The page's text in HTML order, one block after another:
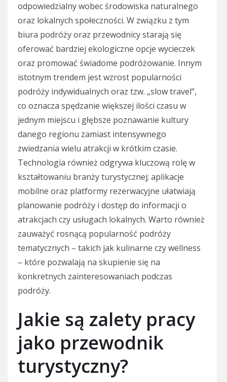
odpowiedzialny wobec środowiska naturalnego
oraz lokalnych społeczności. W związku z tym
biura podróży oraz przewodnicy starają się
oferować bardziej ekologiczne opcje wycieczek
oraz promować świadome podróżowanie. Innym
istotnym trendem jest wzrost popularności
podróży indywidualnych oraz tzw. „slow travel”,
co oznacza spędzanie większej ilości czasu w
jednym miejscu i głębsze poznawanie kultury
danego regionu zamiast intensywnego
zwiedzania wielu atrakcji w krótkim czasie.
Technologia również odgrywa kluczową rolę w
kształtowaniu branży turystycznej; aplikacje
mobilne oraz platformy rezerwacyjne ułatwiają
planowanie podróży i dostęp do informacji o
atrakcjach czy usługach lokalnych. Warto również
zauważyć rosnącą popularność podróży
tematycznych – takich jak kulinarne czy wellness
– które pozwalają na skupienie się na
konkretnych zainteresowaniach podczas
podróży.
Jakie są zalety pracy
jako przewodnik
turystyczny?